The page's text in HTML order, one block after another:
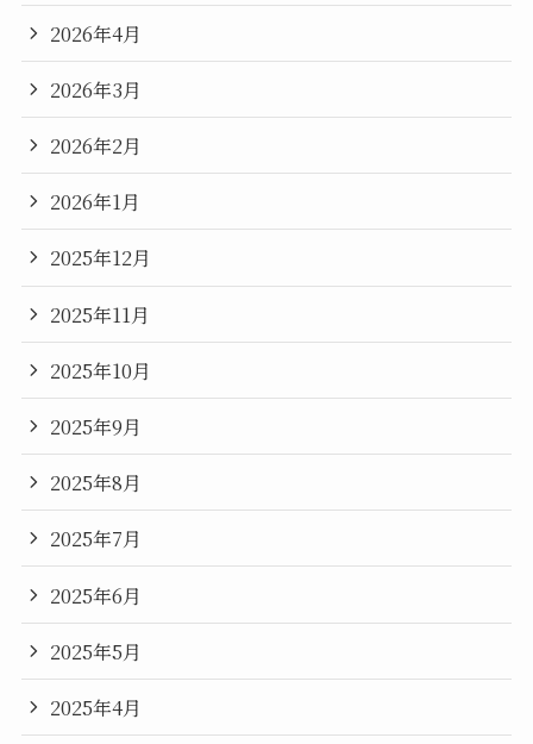
2026年4月
2026年3月
2026年2月
2026年1月
2025年12月
2025年11月
2025年10月
2025年9月
2025年8月
2025年7月
2025年6月
2025年5月
2025年4月